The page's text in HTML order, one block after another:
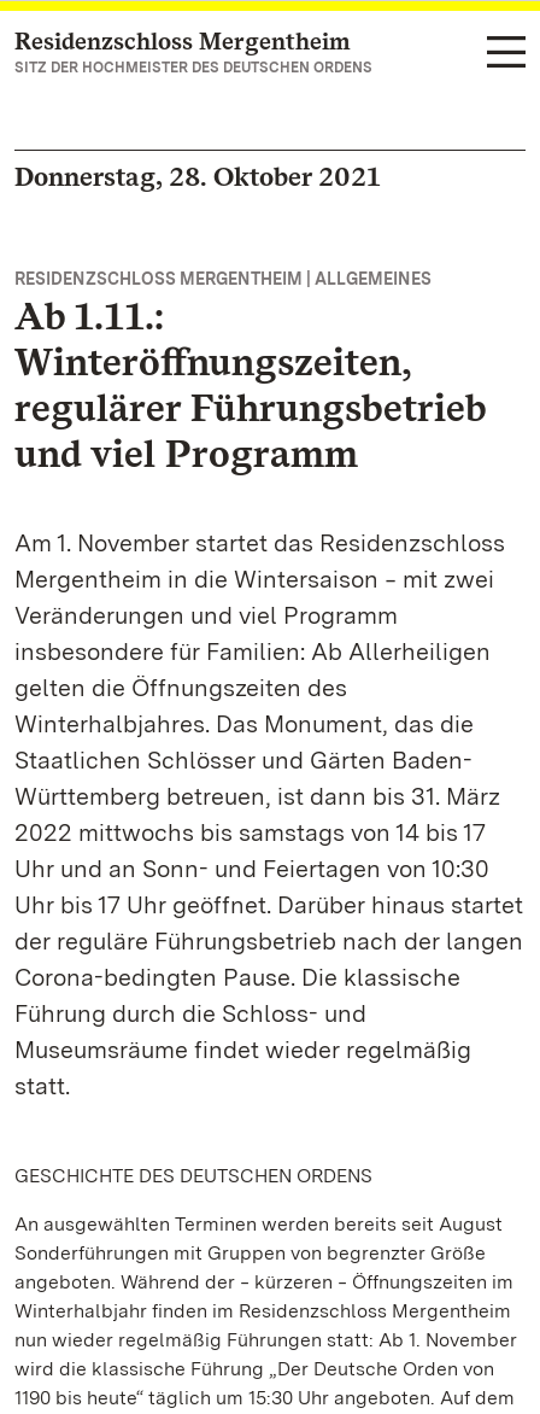
Zum Hauptinhalt springen
Residenzschloss Mergentheim
SITZ DER HOCHMEISTER DES DEUTSCHEN ORDENS
Donnerstag, 28. Oktober 2021
RESIDENZSCHLOSS MERGENTHEIM | ALLGEMEINES
Ab 1.11.:
Winteröffnungszeiten,
regulärer Führungsbetrieb
und viel Programm
Am 1. November startet das Residenzschloss
Mergentheim in die Wintersaison ‒ mit zwei
Veränderungen und viel Programm
insbesondere für Familien: Ab Allerheiligen
gelten die Öffnungszeiten des
Winterhalbjahres. Das Monument, das die
Staatlichen Schlösser und Gärten Baden-
Württemberg betreuen, ist dann bis 31. März
2022 mittwochs bis samstags von 14 bis 17
Uhr und an Sonn- und Feiertagen von 10:30
Uhr bis 17 Uhr geöffnet. Darüber hinaus startet
der reguläre Führungsbetrieb nach der langen
Corona-bedingten Pause. Die klassische
Führung durch die Schloss- und
Museumsräume findet wieder regelmäßig
statt.
GESCHICHTE DES DEUTSCHEN ORDENS
An ausgewählten Terminen werden bereits seit August
Sonderführungen mit Gruppen von begrenzter Größe
angeboten. Während der ‒ kürzeren ‒ Öffnungszeiten im
Winterhalbjahr finden im Residenzschloss Mergentheim
nun wieder regelmäßig Führungen statt: Ab 1. November
wird die klassische Führung „Der Deutsche Orden von
1190 bis heute“ täglich um 15:30 Uhr angeboten. Auf dem